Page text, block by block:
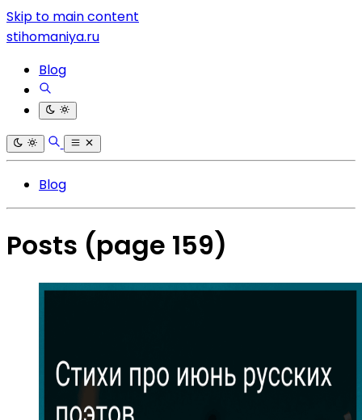
Skip to main content
stihomaniya.ru
Blog
Blog
Posts (page 159)